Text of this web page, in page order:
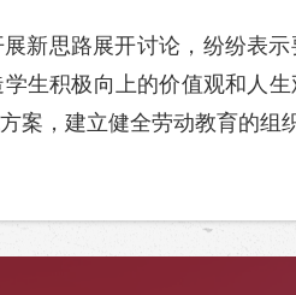
新思路展开讨论，纷纷表
生积极向上的价值观和人
案，建立健全劳动教育的组